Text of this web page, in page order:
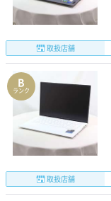
取扱店舗
B
ランク
取扱店舗